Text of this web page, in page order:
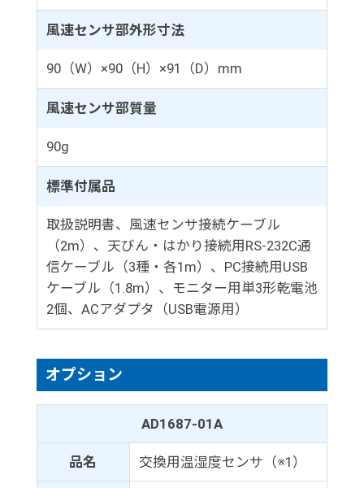
風速センサ部外形寸法
90（W）×90（H）×91（D）mm
風速センサ部質量
90g
標準付属品
取扱説明書、風速センサ接続ケーブル
（2m）、天びん・はかり接続用RS-232C通
信ケーブル（3種・各1m）、PC接続用USB
ケーブル（1.8m）、モニター用単3形乾電池
2個、ACアダプタ（USB電源用）
オプション
AD1687-01A
品名 交換用温湿度センサ（※1）